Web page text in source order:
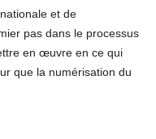
et de
pas dans le processus
en œuvre en ce qui
que la numérisation du